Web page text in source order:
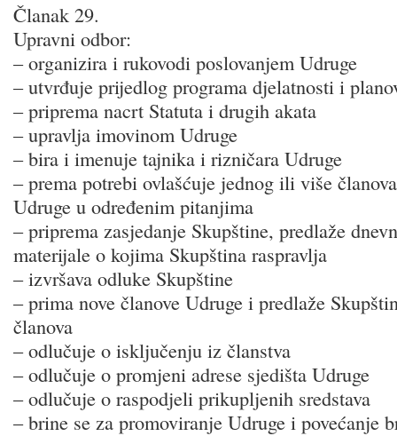
Članak 29.
Upravni odbor:
– organizira i rukovodi poslovanjem Udruge
– utvrđuje prijedlog programa djelatnosti i
– priprema nacrt Statuta i drugih akata
– upravlja imovinom Udruge
– bira i imenuje tajnika i rizničara Udruge
– prema potrebi ovlašćuje jednog ili više
Udruge u određenim pitanjima
– priprema zasjedanje Skupštine, predlaže
materijale o kojima Skupština raspravlja
– izvršava odluke Skupštine
– prima nove članove Udruge i predlaže
članova
– odlučuje o isključenju iz članstva
– odlučuje o promjeni adrese sjedišta Udruge
– odlučuje o raspodjeli prikupljenih sredstava
– brine se za promoviranje Udruge i povećanje